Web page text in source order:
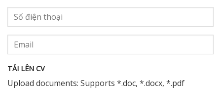
TẢI LÊN CV
Upload documents: Supports *.doc, *.docx, *.pdf